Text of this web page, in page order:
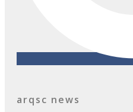
arqsc news